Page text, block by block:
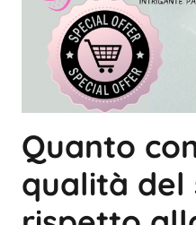
Quanto
qualità del